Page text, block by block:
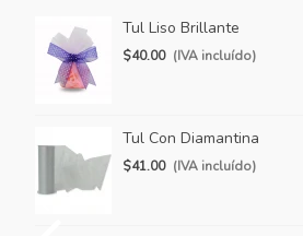
Tul Liso Brillante
$40.00 (IVA incluído)
Tul Con Diamantina
$41.00 (IVA incluído)